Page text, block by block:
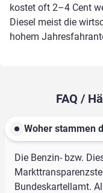
kostet oft 2–4 Cent
Diesel meist die
hohem
FAQ /
Woher stammen
Die Benzin- bzw.
Bundeskartellamt.